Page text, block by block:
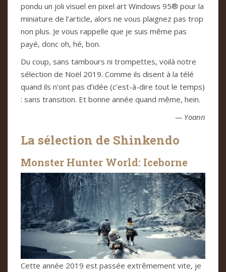
pondu un joli visuel en pixel art Windows 95® pour la
miniature de l’article, alors ne vous plaignez pas trop
non plus. Je vous rappelle que je suis même pas
payé, donc oh, hé, bon.
Du coup, sans tambours ni trompettes, voilà notre
sélection de Noël 2019. Comme ils disent à la télé
quand ils n’ont pas d’idée (c’est-à-dire tout le temps)
: sans transition. Et bonne année quand même, hein.
— Yoann
La sélection de Shinkendo
Monster Hunter World: Iceborne
Cette année 2019 est passée extrêmement vite, je